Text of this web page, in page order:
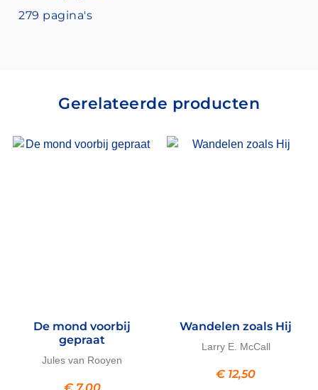
279 pagina's
Gerelateerde producten
De mond voorbij
gepraat
Jules van Rooyen
€7,00
Wandelen zoals Hij
Larry E. McCall
€12,50